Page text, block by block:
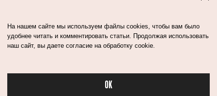
На нашем сайте мы используем файлы cookies, чтобы вам было
удобнее читать и комментировать статьи. Продолжая использовать
наш сайт, вы даете согласие на обработку cookie.
OK